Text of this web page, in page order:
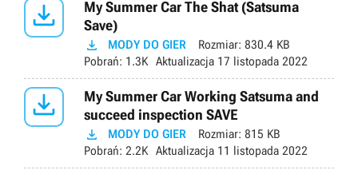

My Summer Car The Shat (Satsuma
Save)
 MODY DO GIER Rozmiar: 830.4 KB
Pobrań: 1.3K Aktualizacja 17 listopada 2022

My Summer Car Working Satsuma and
succeed inspection SAVE
 MODY DO GIER Rozmiar: 815 KB
Pobrań: 2.2K Aktualizacja 11 listopada 2022